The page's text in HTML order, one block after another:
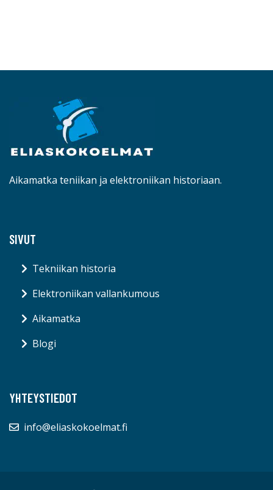
Aikamatka teniikan ja elektroniikan historiaan.
SIVUT
Tekniikan historia
Elektroniikan vallankumous
Aikamatka
Blogi
YHTEYSTIEDOT
info@eliaskokoelmat.fi